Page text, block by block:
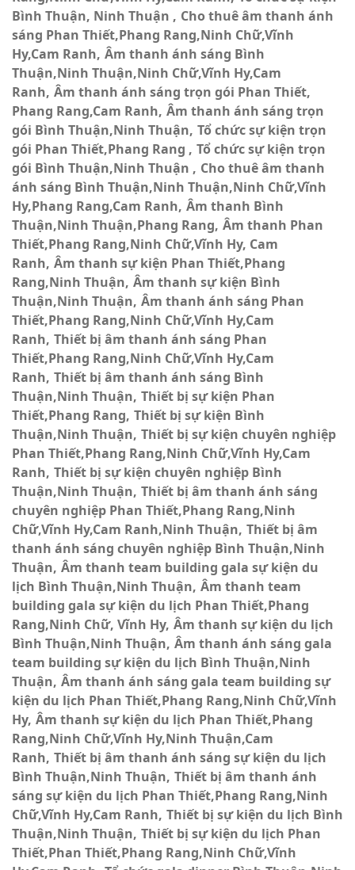
Bình Thuận, Ninh Thuận
Cho thuê âm thanh ánh
sáng Phan Thiết,Phang Rang,Ninh Chữ,Vĩnh
Hy,Cam Ranh Âm thanh ánh sáng Bình
Thuận,Ninh Thuận,Ninh Chữ,Vĩnh Hy,Cam
Ranh Âm thanh ánh sáng trọn gói Phan Thiết,
Phang Rang,Cam Ranh Âm thanh ánh sáng trọn
gói Bình Thuận,Ninh Thuận Tổ chức sự kiện trọn
gói Phan Thiết,Phang Rang
Tổ chức sự kiện trọn
gói Bình Thuận,Ninh Thuận
Cho thuê âm thanh
ánh sáng Bình Thuận,Ninh Thuận,Ninh Chữ,Vĩnh
Hy,Phang Rang,Cam Ranh Âm thanh Bình
Thuận,Ninh Thuận,Phang Rang Âm thanh Phan
Thiết,Phang Rang,Ninh Chữ,Vĩnh Hy, Cam
Ranh Âm thanh sự kiện Phan Thiết,Phang
Rang,Ninh Thuận Âm thanh sự kiện Bình
Thuận,Ninh Thuận Âm thanh ánh sáng Phan
Thiết,Phang Rang,Ninh Chữ,Vĩnh Hy,Cam
Ranh Thiết bị âm thanh ánh sáng Phan
Thiết,Phang Rang,Ninh Chữ,Vĩnh Hy,Cam
Ranh Thiết bị âm thanh ánh sáng Bình
Thuận,Ninh Thuận Thiết bị sự kiện Phan
Thiết,Phang Rang Thiết bị sự kiện Bình
Thuận,Ninh Thuận Thiết bị sự kiện chuyên nghiệp
Phan Thiết,Phang Rang,Ninh Chữ,Vĩnh Hy,Cam
Ranh Thiết bị sự kiện chuyên nghiệp Bình
Thuận,Ninh Thuận Thiết bị âm thanh ánh sáng
chuyên nghiệp Phan Thiết,Phang Rang,Ninh
Chữ,Vĩnh Hy,Cam Ranh,Ninh Thuận Thiết bị âm
thanh ánh sáng chuyên nghiệp Bình Thuận,Ninh
Thuận Âm thanh team building gala sự kiện du
lịch Bình Thuận,Ninh Thuận Âm thanh team
building gala sự kiện du lịch Phan Thiết,Phang
Rang,Ninh Chữ, Vĩnh Hy Âm thanh sự kiện du lịch
Bình Thuận,Ninh Thuận Âm thanh ánh sáng gala
team building sự kiện du lịch Bình Thuận,Ninh
Thuận Âm thanh ánh sáng gala team building sự
kiện du lịch Phan Thiết,Phang Rang,Ninh Chữ,Vĩnh
Hy Âm thanh sự kiện du lịch Phan Thiết,Phang
Rang,Ninh Chữ,Vĩnh Hy,Ninh Thuận,Cam
Ranh Thiết bị âm thanh ánh sáng sự kiện du lịch
Bình Thuận,Ninh Thuận Thiết bị âm thanh ánh
sáng sự kiện du lịch Phan Thiết,Phang Rang,Ninh
Chữ,Vĩnh Hy,Cam Ranh Thiết bị sự kiện du lịch Bình
Thuận,Ninh Thuận Thiết bị sự kiện du lịch Phan
Thiết,Phan Thiết,Phang Rang,Ninh Chữ,Vĩnh